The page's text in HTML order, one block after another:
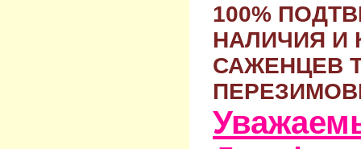
100%
НАЛИЧИЯ И
САЖЕНЦЕВ